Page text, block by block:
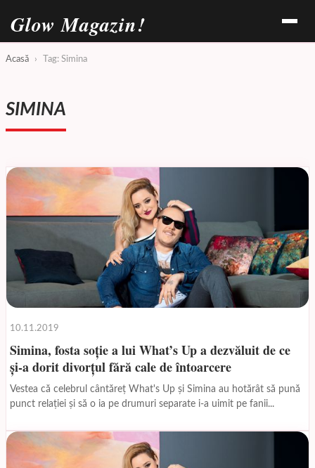
Glow Magazin!
Acasă › Tag: Simina
SIMINA
10.11.2019
Simina, fosta soție a lui What’s Up a dezvăluit de ce
și-a dorit divorțul fără cale de întoarcere
Vestea că celebrul cântăreț What's Up și Simina au hotărât să pună
punct relației și să o ia pe drumuri separate i-a uimit pe fanii...